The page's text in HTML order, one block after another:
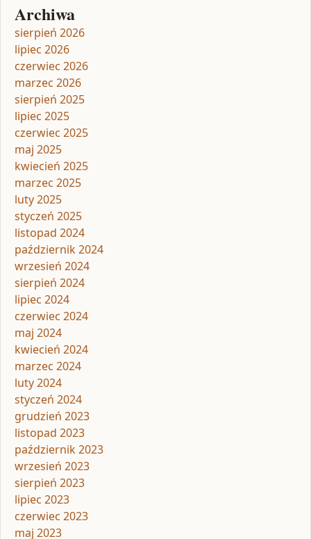
Archiwa
sierpień 2026
lipiec 2026
czerwiec 2026
marzec 2026
sierpień 2025
lipiec 2025
czerwiec 2025
maj 2025
kwiecień 2025
marzec 2025
luty 2025
styczeń 2025
listopad 2024
październik 2024
wrzesień 2024
sierpień 2024
lipiec 2024
czerwiec 2024
maj 2024
kwiecień 2024
marzec 2024
luty 2024
styczeń 2024
grudzień 2023
listopad 2023
październik 2023
wrzesień 2023
sierpień 2023
lipiec 2023
czerwiec 2023
maj 2023